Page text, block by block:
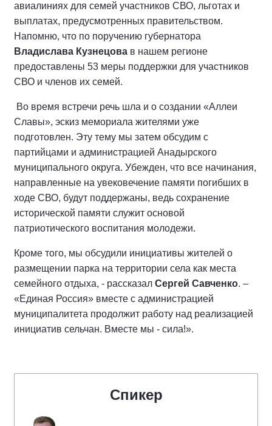
авиалиниях для семей участников СВО, льготах и
выплатах, предусмотренных правительством.
Напомню, что по поручению губернатора
Владислава Кузнецова в нашем регионе
предоставлены 53 меры поддержки для участников
СВО и членов их семей.
Во время встречи речь шла и о создании «Аллеи
Славы», эскиз мемориала жителями уже
подготовлен. Эту тему мы затем обсудим с
партийцами и администрацией Анадырского
муниципального округа. Убежден, что все начинания,
направленные на увековечение памяти погибших в
ходе СВО, будут поддержаны, ведь сохранение
исторической памяти служит основой
патриотического воспитания молодежи.
Кроме того, мы обсудили инициативы жителей о
размещении парка на территории села как места
семейного отдыха, - рассказал Сергей Савченко. –
«Единая Россия» вместе с администрацией
муниципалитета продолжит работу над реализацией
инициатив сельчан. Вместе мы - сила!».
Спикер